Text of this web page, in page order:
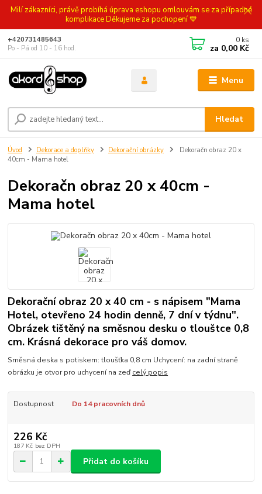
Milí zákazníci, právě probíhá úprava eshopu omlouvám se za případné
komplikace Děkujeme za pochopení 💙
Menu
Hledat
+420731485643
Po - Pá od 10 - 16 hod.
0 ks
za 0,00 Kč
Úvod Dekorace a doplňky Dekorační obrázky
Dekoračn obraz 20 x
40cm - Mama hotel
Dekoračn obraz 20 x 40cm -
Mama hotel
Dekorační obraz 20 x 40 cm - s nápisem "Mama
Hotel, otevřeno 24 hodin denně, 7 dní v týdnu".
Obrázek tištěný na směsnou desku o tlouštce 0,8
cm. Krásná dekorace pro váš domov.
Směsná deska s potiskem: tloušťka 0,8 cm Uchycení: na zadní straně
obrázku je otvor pro uchycení na zeďcelý popis
Dostupnost Do 14 pracovních dnů
226 Kč
187 Kč bez DPH
Přidat do košíku